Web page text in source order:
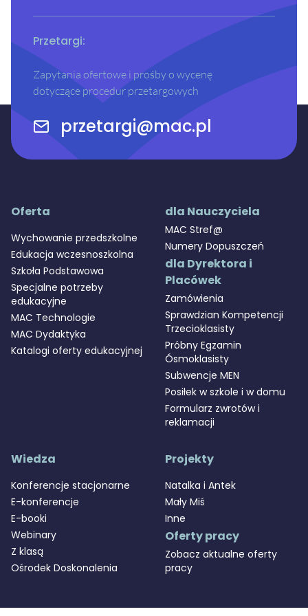
programowa w przedszkolu 2026 –
wyzwania,...
Przetargi:
Zapytania ofertowe i prośby o wycenę
dotyczące procedur przetargowych
przetargi@mac.pl
Oferta
Wychowanie przedszkolne
Edukacja wczesnoszkolna
Szkoła Podstawowa
Specjalne potrzeby
edukacyjne
MAC Technologie
MAC Dydaktyka
Katalogi oferty edukacyjnej
dla Nauczyciela
MAC Stref@
Numery Dopuszczeń
dla Dyrektora i
Placówek
Zamówienia
Sprawdzian Kompetencji
Trzecioklasisty
Próbny Egzamin
Ósmoklasisty
Subwencje MEN
Posiłek w szkole i w domu
Formularz zwrotów i
reklamacji
Wiedza
Konferencje stacjonarne
E-konferencje
E-booki
Webinary
Z klasą
Ośrodek Doskonalenia
Projekty
Natalka i Antek
Mały Miś
Inne
Oferty pracy
Zobacz aktualne oferty
pracy